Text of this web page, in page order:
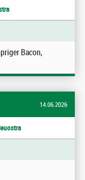
Bacon,
14.06.2026